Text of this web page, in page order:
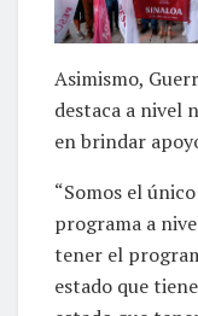
Asimismo,
destaca a nivel
en brindar
“Somos el
programa a
tener el
estado que